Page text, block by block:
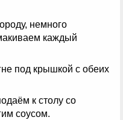
немного
каждый
под крышкой с обеих
к столу со
соусом.